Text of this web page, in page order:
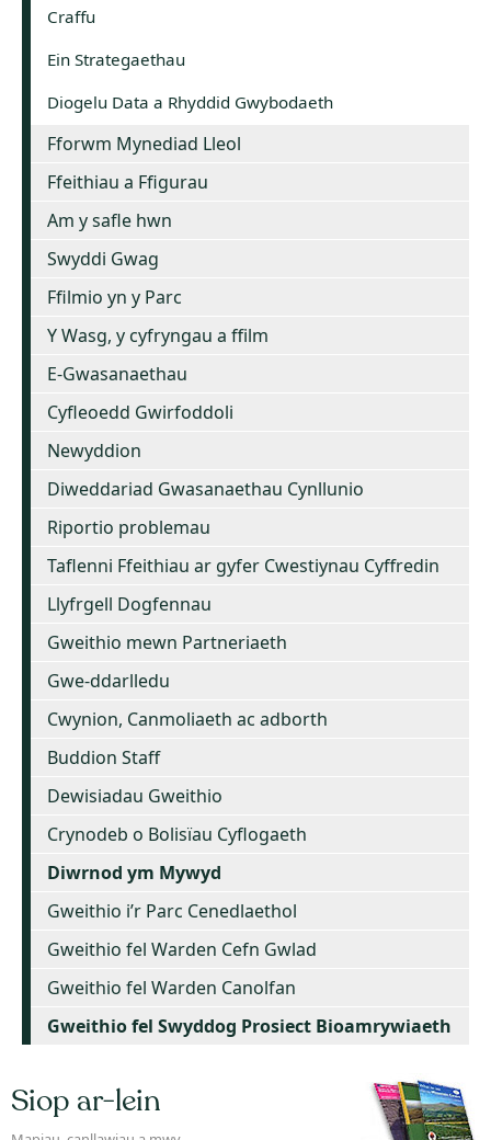
Craffu
Ein Strategaethau
Diogelu Data a Rhyddid Gwybodaeth
Fforwm Mynediad Lleol
Ffeithiau a Ffigurau
Am y safle hwn
Swyddi Gwag
Ffilmio yn y Parc
Y Wasg, y cyfryngau a ffilm
E-Gwasanaethau
Cyfleoedd Gwirfoddoli
Newyddion
Diweddariad Gwasanaethau Cynllunio
Riportio problemau
Taflenni Ffeithiau ar gyfer Cwestiynau Cyffredin
Llyfrgell Dogfennau
Gweithio mewn Partneriaeth
Gwe-ddarlledu
Cwynion, Canmoliaeth ac adborth
Buddion Staff
Dewisiadau Gweithio
Crynodeb o Bolisïau Cyflogaeth
Diwrnod ym Mywyd
Gweithio i’r Parc Cenedlaethol
Gweithio fel Warden Cefn Gwlad
Gweithio fel Warden Canolfan
Gweithio fel Swyddog Prosiect Bioamrywiaeth
Siop ar-lein